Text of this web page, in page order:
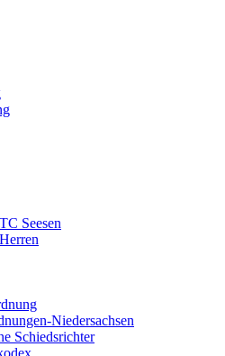
Seesen
Niedersachsen
Schiedsrichter